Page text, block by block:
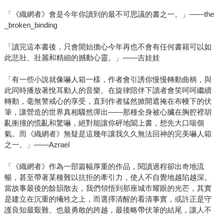
「《織網者》會是今年你讀到的最不可思議的書之一。」——the
_broken_binding
「讀完這本書後，只會開始擔心今年再也不會有任何書籍可以如
此悲壯、壯麗和精細的撼動心靈。」——吉娃娃
「有一些小說就像嚇人箱一樣，作者會引誘你慢慢轉動曲柄，與
此同時播放著悅耳動人的音樂。在旋律陪伴下讀者會笑呵呵繼續
轉動，毫無警戒心的享受，直到作者猛然掀開遮掩在布幔下的伏
筆，讓營造的世界真相驟然彈出——那種全身被心臟在胸腔裡胡
亂衝撞的慌亂和驚嚇，絕對能讓你砰地闔上書，想先大口喘個
氣。而《織網者》無疑是這幾年讓我久久無法回神的完美嚇人箱
之一。」——Azrael
「《織網者》作為一部篇幅厚重的作品，閱讀過程卻出奇地流
暢，甚至帶著某種難以抗拒的牽引力，使人不自覺地越陷越深。
當故事最後的餘韻散去，我們領悟到那座城市耀眼的光芒，其實
是建立在沉重的犧牲之上，而選擇清醒的看清事實，或許正是守
護良知最艱難、也最勇敢的跨越，最後略帶伏筆的結尾，讓人不